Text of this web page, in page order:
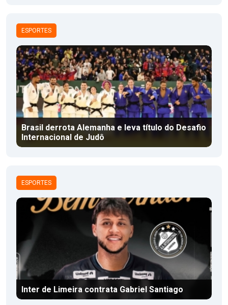
ESPORTES
Brasil derrota Alemanha e leva título do Desafio
Internacional de Judô
ESPORTES
Inter de Limeira contrata Gabriel Santiago